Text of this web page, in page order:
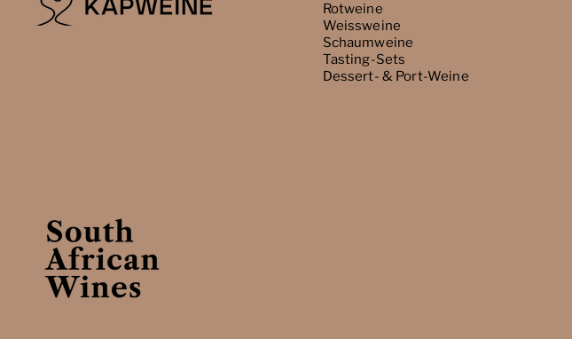
Rotweine
Weissweine
Schaumweine
Tasting-Sets
Dessert- & Port-Weine